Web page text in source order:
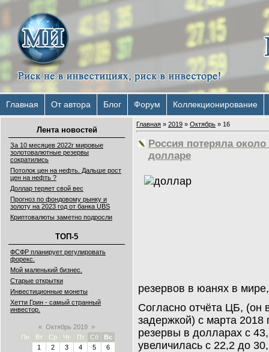
Главная От автора Блог Форум Коллекционирование
Лента новостей
За 10 месяцев 2022г мировые
золотовалютные резервы
сократились
Потолок цен на нефть. Дальше рост
цен на нефть ?
Доллар теряет свой вес
Прогноз по фондовому рынку и
золоту на 2023 год от банка UBS
Криптовалюты заметно подросли
ТОП-5
ФСФР планирует регулировать
форекс.
Мой маленький бизнес.
Старые открытки
Инвестиционные монеты
Хетти Грин - самый странный
инвестор.
« Октябрь 2019 »
Пн
Вт Ср Чт Пт Сб
Вс
1
2 3 4 5
6
Главная » 2019 » Октябрь » 16
Россия потеряла
долларе
резервов в юанях в
Согласно отчёта ЦБ, (он
задержкой) с марта 2018
резервы в долларах с
увеличилась с 22,2 до